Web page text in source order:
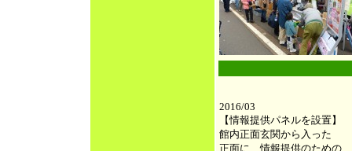
2016/03
【情報提供パネルを設置】
館内正面玄関から入った
正面に、情報提供のための